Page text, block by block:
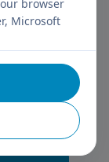
browser
Microsoft